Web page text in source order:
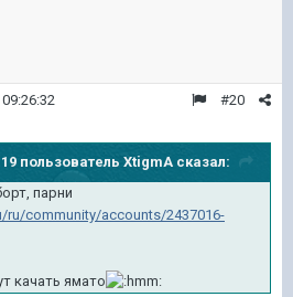
#20
пользователь XtigmA сказал:
парни
community/accounts/2437016-
качать ямато